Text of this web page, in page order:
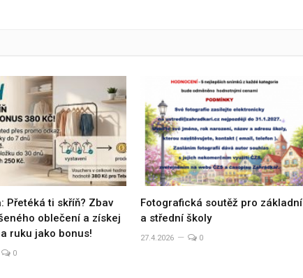
Přetéká ti skříň? Zbav
oblečení a získej
ruku jako bonus!
0
Fotografická soutěž pro základní
a střední školy
27.4.2026 0